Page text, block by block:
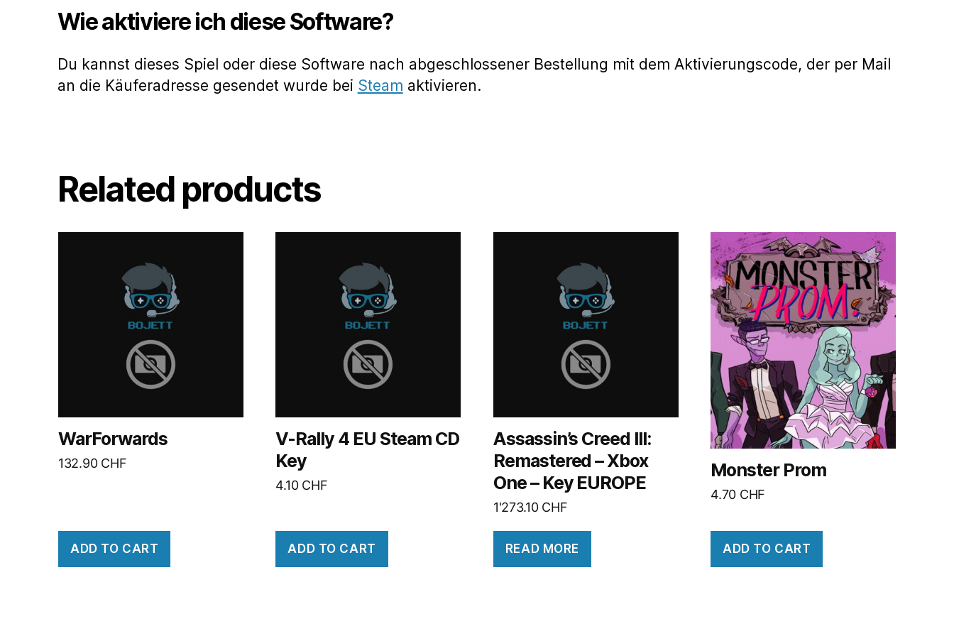
Wie aktiviere ich diese Software?
Du kannst dieses Spiel oder diese Software nach abgeschlossener Bestellung mit dem Aktivierungscode, der per Mail
an die Käuferadresse gesendet wurde bei Steam aktivieren.
Related products
WarForwards
132.90 CHF
ADD TO CART
V-Rally 4 EU Steam CD
Key
4.10 CHF
ADD TO CART
Assassin’s Creed III:
Remastered – Xbox
One – Key EUROPE
1'273.10 CHF
READ MORE
Monster Prom
4.70 CHF
ADD TO CART